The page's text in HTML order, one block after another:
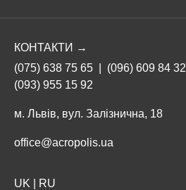
КОНТАКТИ →
(075) 638 75 65
(096) 609 84 32
(093) 955 15 92
м. Львів, вул. Залізнична, 18
office@acropolis.ua
UK RU